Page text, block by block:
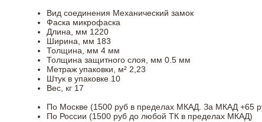
Вид соединения Механический замок
Фаска микрофаска
Длина, мм 1220
Ширина, мм 183
Толщина, мм 4 мм
Толщина защитного слоя, мм 0.5 мм
Метраж упаковки, м² 2,23
Штук в упаковке 10
Вес, кг 17
По Москве (1500 руб в пределах МКАД. За МКАД +65
По России (1500 руб до любой ТК в пределах МКАД)